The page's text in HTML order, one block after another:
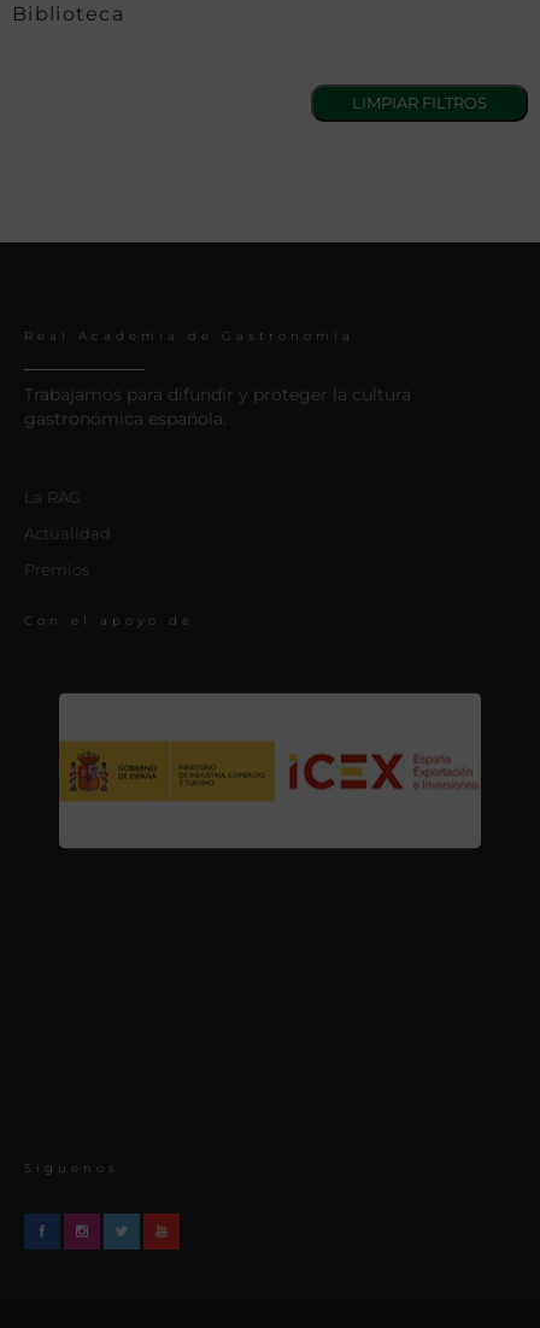
Biblioteca
Real Academia de Gastronomía
Trabajamos para difundir y proteger la cultura
gastronómica española.
La RAG
Actualidad
Premios
Con el apoyo de:
Síguenos